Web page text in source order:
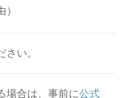
い。
場合は、事前に公式